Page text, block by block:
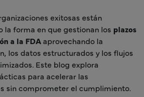
exitosas están
la forma en que gestionan los plazos
a la FDAaprovechando la
los datos estructurados y los flujos
Este blog explora
para acelerar las
sin comprometer el cumplimiento.